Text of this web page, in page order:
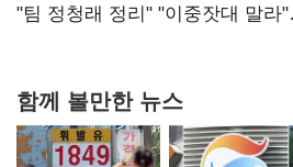
핵심으로 재부상
"팀 정청래 정리" "이중잣대 말
함께 볼만한 뉴스